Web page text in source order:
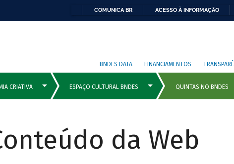
COMUNICA BR ACESSO À INFORMAÇÃO
BNDES DATA FINANCIAMENTOS
da Web